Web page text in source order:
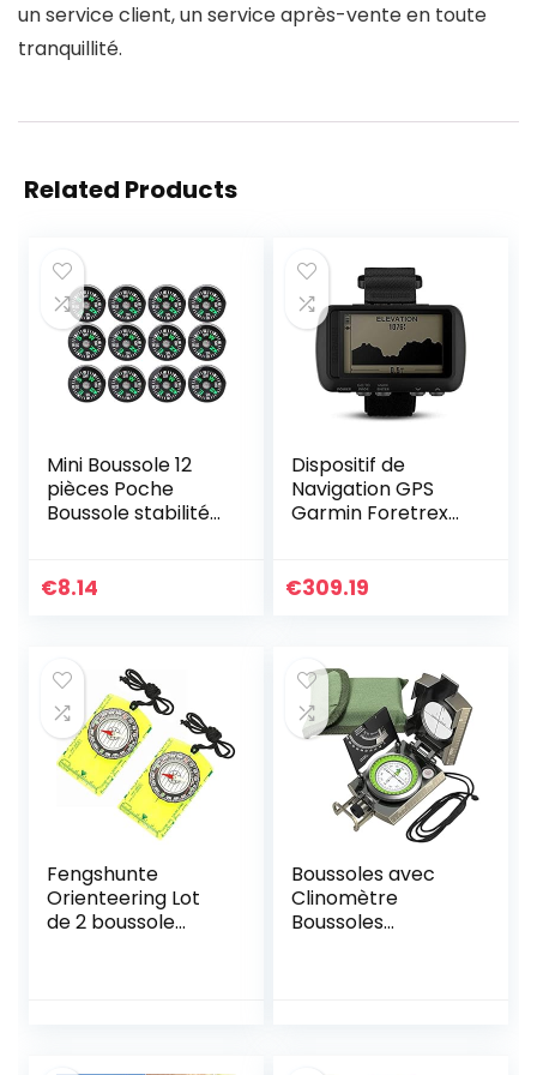
un service client, un service après-vente en toute
tranquillité.
Related Products
Mini Boussole 12
pièces Poche
Boussole stabilité
randonnée
€8.14
Dispositif de
Navigation GPS
Garmin Foretrex
€309.19
Fengshunte
Orienteering Lot
de 2 boussole
Boussoles avec
Clinomètre
Boussoles